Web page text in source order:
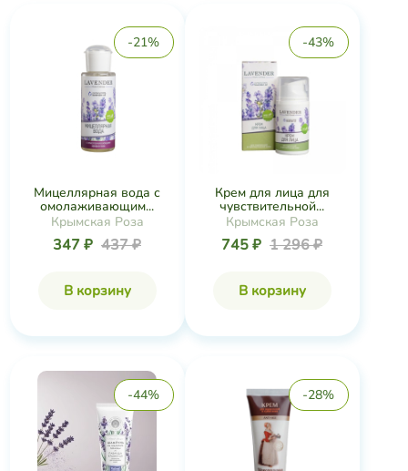
-21%
Мицеллярная вода с
омолаживающим...
Крымская Роза
347 ₽ 437 ₽
В корзину
-43%
Крем для лица для
чувствительной...
Крымская Роза
745 ₽ 1 296 ₽
В корзину
-44% -28%